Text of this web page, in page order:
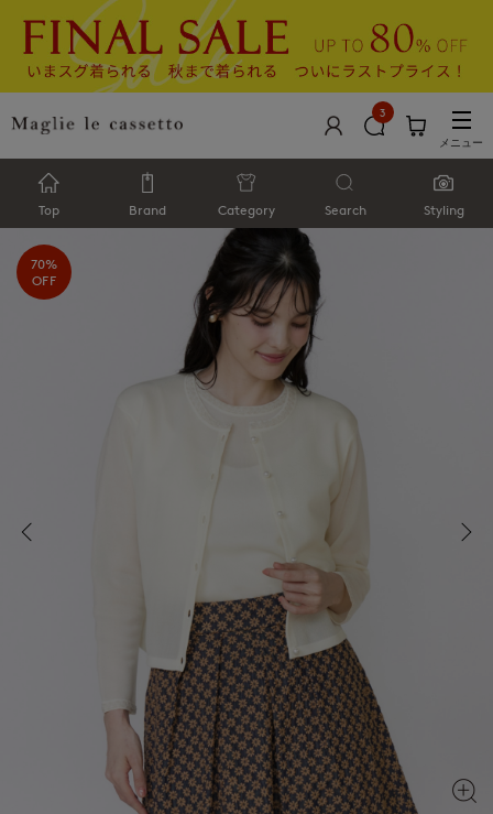
3
メニュー
Top Brand Category Search Styling
70%
OFF